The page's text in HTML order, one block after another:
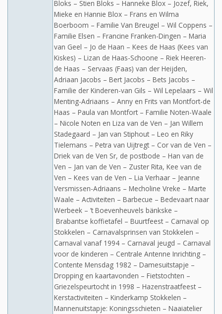
Bloks – Stien Bloks – Hanneke Blox – Jozef, Riek,
Mieke en Hannie Blox – Frans en Wilma
Boerboom – Familie Van Breugel – Wil Coppens –
Familie Elsen – Francine Franken-Dingen – Maria
van Geel – Jo de Haan – Kees de Haas (Kees van
Kiskes) – Lizan de Haas-Schoone – Riek Heeren-
de Haas – Servaas (Faas) van der Heijden,
Adriaan Jacobs – Bert Jacobs – Bets Jacobs –
Familie der Kinderen-van Gils – Wil Lepelaars – Wil
Menting-Adriaans – Anny en Frits van Montfort-de
Haas – Paula van Montfort – Familie Noten-Waale
– Nicole Noten en Liza van de Ven – Jan Willem
Stadegaard – Jan van Stiphout – Leo en Riky
Tielemans – Petra van Uijtregt – Cor van de Ven –
Driek van de Ven Sr, de postbode – Han van de
Ven – Jan van de Ven – Zuster Rita, Kee van de
Ven – Kees van de Ven – Lia Verhaar – Jeanne
Versmissen-Adriaans – Mecholine Vreke – Marte
Waale – Activiteiten – Barbecue – Bedevaart naar
Werbeek – ’t Boevenheuvels bänkske –
Brabantse koffietafel – Buurtfeest – Carnaval op
Stokkelen – Carnavalsprinsen van Stokkelen –
Carnaval vanaf 1994 – Carnaval jeugd – Carnaval
voor de kinderen – Centrale Antenne Inrichting –
Contente Mensdag 1982 – Damesuitstapje –
Dropping en kaartavonden – Fietstochten –
Griezelspeurtocht in 1998 – Hazenstraatfeest –
Kerstactiviteiten – Kinderkamp Stokkelen –
Mannenuitstapje: Koningsschieten – Naaiatelier